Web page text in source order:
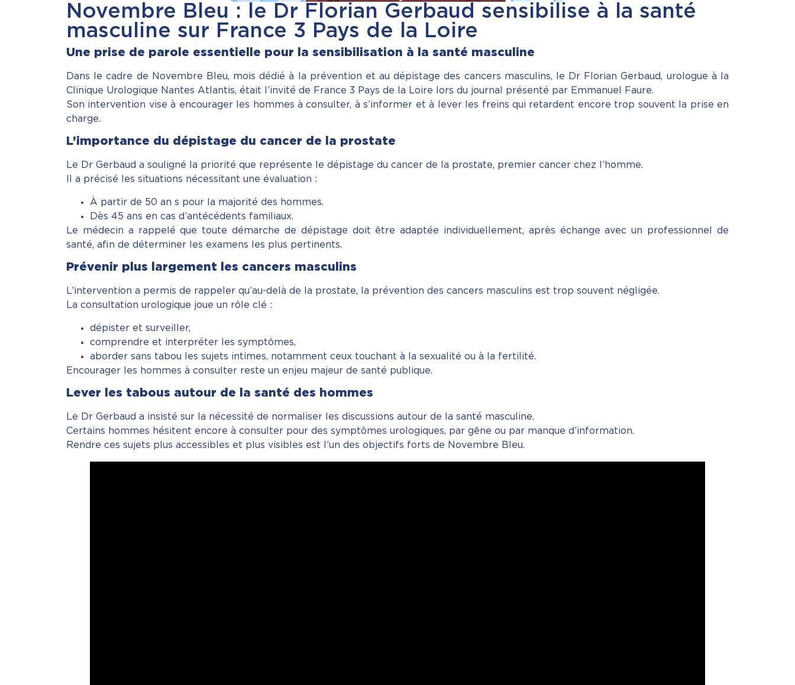
Novembre Bleu : le Dr Florian Gerbaud sensibilise à la santé
masculine sur France 3 Pays de la Loire
Une prise de parole essentielle pour la sensibilisation à la santé masculine
Dans le cadre de Novembre Bleu, mois dédié à la prévention et au dépistage des cancers masculins, le Dr Florian Gerbaud, urologue à la
Clinique Urologique Nantes Atlantis, était l’invité de France 3 Pays de la Loire lors du journal présenté par Emmanuel Faure.
Son intervention vise à encourager les hommes à consulter, à s’informer et à lever les freins qui retardent encore trop souvent la prise en
charge.
L’importance du dépistage du cancer de la prostate
Le Dr Gerbaud a souligné la priorité que représente le dépistage du cancer de la prostate, premier cancer chez l’homme.
Il a précisé les situations nécessitant une évaluation :
À partir de 50 an s pour la majorité des hommes.
Dès 45 ans en cas d’antécédents familiaux.
Le médecin a rappelé que toute démarche de dépistage doit être adaptée individuellement, après échange avec un professionnel de
santé, afin de déterminer les examens les plus pertinents.
Prévenir plus largement les cancers masculins
L’intervention a permis de rappeler qu’au-delà de la prostate, la prévention des cancers masculins est trop souvent négligée.
La consultation urologique joue un rôle clé :
dépister et surveiller,
comprendre et interpréter les symptômes,
aborder sans tabou les sujets intimes, notamment ceux touchant à la sexualité ou à la fertilité.
Encourager les hommes à consulter reste un enjeu majeur de santé publique.
Lever les tabous autour de la santé des hommes
Le Dr Gerbaud a insisté sur la nécessité de normaliser les discussions autour de la santé masculine.
Certains hommes hésitent encore à consulter pour des symptômes urologiques, par gêne ou par manque d’information.
Rendre ces sujets plus accessibles et plus visibles est l’un des objectifs forts de Novembre Bleu.